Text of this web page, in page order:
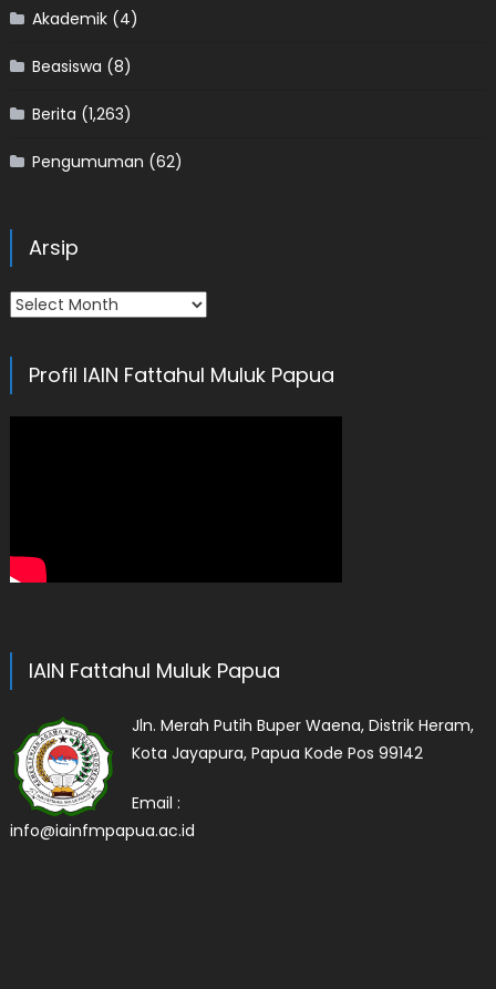
Akademik(4)
Beasiswa (8)
Berita (1,263)
Pengumuman (62)
Arsip
Arsip
Profil IAIN Fattahul Muluk Papua
IAIN Fattahul Muluk Papua
Jln. Merah Putih Buper Waena, Distrik Heram,
Kota Jayapura, Papua Kode Pos 99142
Email :
info@iainfmpapua.ac.id